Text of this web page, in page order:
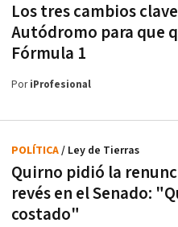
Los tres cambios
Autódromo para que
Fórmula 1
PoriProfesional
Quirno pidió la
revés en el Senado:
costado"
POLÍTICA/ Ley de Tierras